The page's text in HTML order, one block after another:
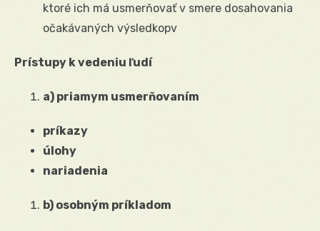
ktoré ich má usmerňovať v smere dosahovania
očakávaných výsledkopv
Prístupy k vedeniu ľudí
a) priamym usmerňovaním
príkazy
úlohy
nariadenia
b) osobným príkladom